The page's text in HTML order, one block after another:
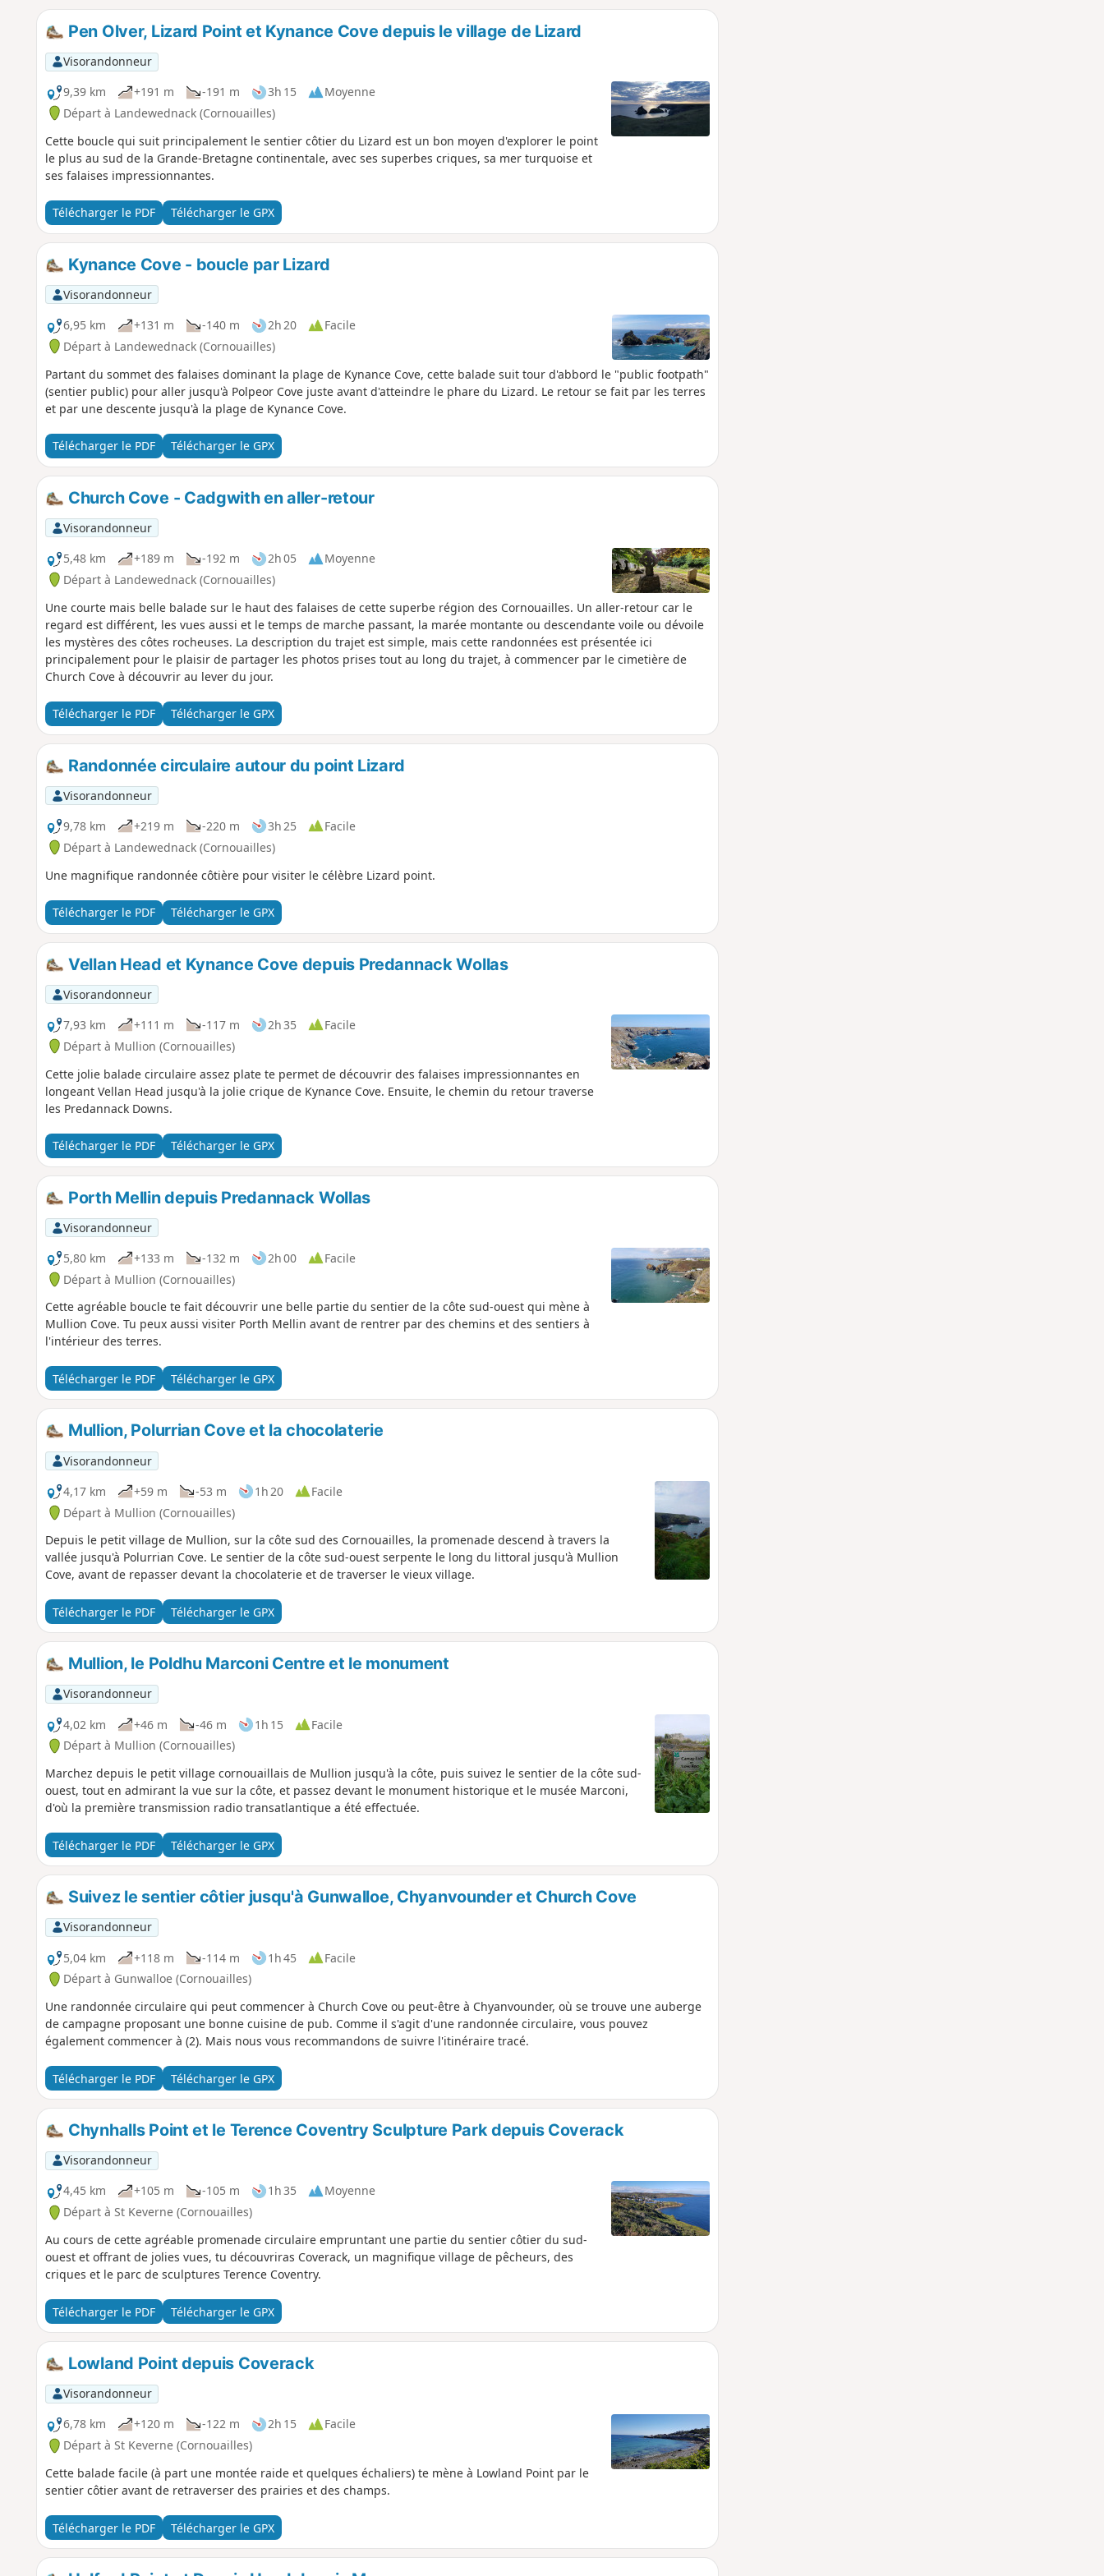
Pen Olver, Lizard Point et Kynance Cove depuis le village de Lizard
Visorandonneur
9,39 km
+191 m -191 m 3h 15
Moyenne
Départ à Landewednack (Cornouailles)
Cette boucle qui suit principalement le sentier côtier du Lizard est un bon moyen d'explorer le point
le plus au sud de la Grande-Bretagne continentale, avec ses superbes criques, sa mer turquoise et
ses falaises impressionnantes.
Télécharger le PDF Télécharger le GPX
Kynance Cove - boucle par Lizard
Visorandonneur
6,95 km
+131 m -140 m 2h 20
Facile
Départ à Landewednack (Cornouailles)
Partant du sommet des falaises dominant la plage de Kynance Cove, cette balade suit tour d'abbord le "public footpath"
(sentier public) pour aller jusqu'à Polpeor Cove juste avant d'atteindre le phare du Lizard. Le retour se fait par les terres
et par une descente jusqu'à la plage de Kynance Cove.
Télécharger le PDF Télécharger le GPX
Church Cove - Cadgwith en aller-retour
Visorandonneur
5,48 km
+189 m -192 m 2h 05
Moyenne
Départ à Landewednack (Cornouailles)
Une courte mais belle balade sur le haut des falaises de cette superbe région des Cornouailles. Un aller-retour car le
regard est différent, les vues aussi et le temps de marche passant, la marée montante ou descendante voile ou dévoile
les mystères des côtes rocheuses. La description du trajet est simple, mais cette randonnées est présentée ici
principalement pour le plaisir de partager les photos prises tout au long du trajet, à commencer par le cimetière de
Church Cove à découvrir au lever du jour.
Télécharger le PDF Télécharger le GPX
Randonnée circulaire autour du point Lizard
Visorandonneur
9,78 km
+219 m -220 m 3h 25
Facile
Départ à Landewednack (Cornouailles)
Une magnifique randonnée côtière pour visiter le célèbre Lizard point.
Télécharger le PDF Télécharger le GPX
Vellan Head et Kynance Cove depuis Predannack Wollas
Visorandonneur
7,93 km
+111 m -117 m 2h 35
Facile
Départ à Mullion (Cornouailles)
Cette jolie balade circulaire assez plate te permet de découvrir des falaises impressionnantes en
longeant Vellan Head jusqu'à la jolie crique de Kynance Cove. Ensuite, le chemin du retour traverse
les Predannack Downs.
Télécharger le PDF Télécharger le GPX
Porth Mellin depuis Predannack Wollas
Visorandonneur
5,80 km
+133 m -132 m 2h 00
Facile
Départ à Mullion (Cornouailles)
Cette agréable boucle te fait découvrir une belle partie du sentier de la côte sud-ouest qui mène à
Mullion Cove. Tu peux aussi visiter Porth Mellin avant de rentrer par des chemins et des sentiers à
l'intérieur des terres.
Télécharger le PDF Télécharger le GPX
Mullion, Polurrian Cove et la chocolaterie
Visorandonneur
4,17 km
+59 m -53 m 1h 20
Facile
Départ à Mullion (Cornouailles)
Depuis le petit village de Mullion, sur la côte sud des Cornouailles, la promenade descend à travers la
vallée jusqu'à Polurrian Cove. Le sentier de la côte sud-ouest serpente le long du littoral jusqu'à Mullion
Cove, avant de repasser devant la chocolaterie et de traverser le vieux village.
Télécharger le PDF Télécharger le GPX
Mullion, le Poldhu Marconi Centre et le monument
Visorandonneur
4,02 km
+46 m -46 m 1h 15
Facile
Départ à Mullion (Cornouailles)
Marchez depuis le petit village cornouaillais de Mullion jusqu'à la côte, puis suivez le sentier de la côte sud-
ouest, tout en admirant la vue sur la côte, et passez devant le monument historique et le musée Marconi,
d'où la première transmission radio transatlantique a été effectuée.
Télécharger le PDF Télécharger le GPX
Suivez le sentier côtier jusqu'à Gunwalloe, Chyanvounder et Church Cove
Visorandonneur
5,04 km
+118 m -114 m 1h 45
Facile
Départ à Gunwalloe (Cornouailles)
Une randonnée circulaire qui peut commencer à Church Cove ou peut-être à Chyanvounder, où se trouve une auberge
de campagne proposant une bonne cuisine de pub. Comme il s'agit d'une randonnée circulaire, vous pouvez
également commencer à (2). Mais nous vous recommandons de suivre l'itinéraire tracé.
Télécharger le PDF Télécharger le GPX
Chynhalls Point et le Terence Coventry Sculpture Park depuis Coverack
Visorandonneur
4,45 km
+105 m -105 m 1h 35
Moyenne
Départ à St Keverne (Cornouailles)
Au cours de cette agréable promenade circulaire empruntant une partie du sentier côtier du sud-
ouest et offrant de jolies vues, tu découvriras Coverack, un magnifique village de pêcheurs, des
criques et le parc de sculptures Terence Coventry.
Télécharger le PDF Télécharger le GPX
Lowland Point depuis Coverack
Visorandonneur
6,78 km
+120 m -122 m 2h 15
Facile
Départ à St Keverne (Cornouailles)
Cette balade facile (à part une montée raide et quelques échaliers) te mène à Lowland Point par le
sentier côtier avant de retraverser des prairies et des champs.
Télécharger le PDF Télécharger le GPX